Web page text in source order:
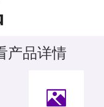
产品详情